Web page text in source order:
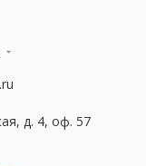
д. 4, оф. 57